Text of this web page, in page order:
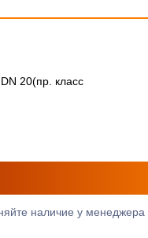
20(пр. класс
наличие у менеджера